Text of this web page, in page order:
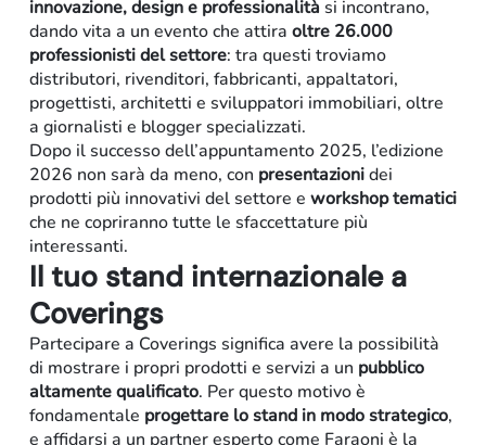
innovazione, design e professionalità si incontrano,
dando vita a un evento che attira oltre 26.000
professionisti del settore: tra questi troviamo
distributori, rivenditori, fabbricanti, appaltatori,
progettisti, architetti e sviluppatori immobiliari, oltre
a giornalisti e blogger specializzati.
Dopo il successo dell’appuntamento 2025, l’edizione
2026 non sarà da meno, con presentazionidei
prodotti più innovativi del settore e workshop tematici
che ne copriranno tutte le sfaccettature più
interessanti.
Il tuo stand internazionale a
Coverings
Partecipare a Coverings significa avere la possibilità
di mostrare i propri prodotti e servizi a un pubblico
altamente qualificato. Per questo motivo è
fondamentale progettare lo stand in modo strategico,
e affidarsi a un partner esperto come Faraoni è la